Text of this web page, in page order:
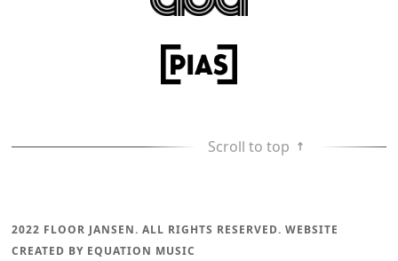
Scroll to top
2022 FLOOR JANSEN. ALL RIGHTS RESERVED. WEBSITE
CREATED BY EQUATION MUSIC